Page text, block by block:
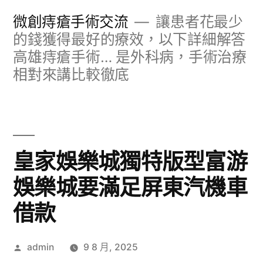
微創痔瘡手術交流
讓患者花最少
的錢獲得最好的療效，以下詳細解答
高雄痔瘡手術… 是外科病，手術治療
相對來講比較徹底
皇家娛樂城獨特版型富游
娛樂城要滿足屏東汽機車
借款
作
admin 9 8 月, 2025